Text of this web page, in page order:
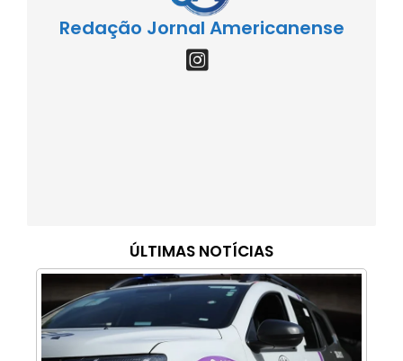
Redação Jornal Americanense
ÚLTIMAS NOTÍCIAS